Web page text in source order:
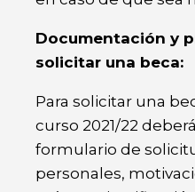
Documentación y
solicitar una beca:
Para solicitar una
curso 2021/22
formulario de
personales,